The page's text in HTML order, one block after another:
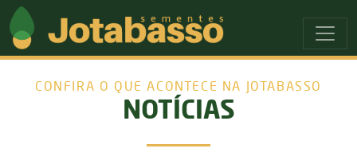
Ir para o menu principal
Ir para o conteudo principal
CONFIRA O QUE ACONTECE NA JOTABASSO
NOTÍCIAS